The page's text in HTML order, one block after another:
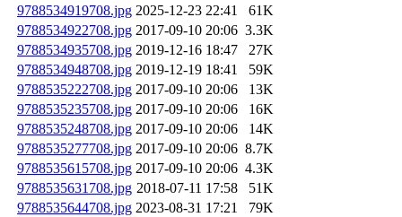
9788534919708.jpg 2025-12-23 22:41
61K
9788534922708.jpg 2017-09-10 20:06 3.3K
9788534935708.jpg 2019-12-16 18:47
27K
9788534948708.jpg 2019-12-19 18:41
59K
9788535222708.jpg 2017-09-10 20:06
13K
9788535235708.jpg 2017-09-10 20:06
16K
9788535248708.jpg 2017-09-10 20:06
14K
9788535277708.jpg 2017-09-10 20:06 8.7K
9788535615708.jpg 2017-09-10 20:06 4.3K
9788535631708.jpg 2018-07-11 17:58
51K
9788535644708.jpg 2023-08-31 17:21
79K